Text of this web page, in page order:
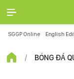
SGGP Online English
BÓNG ĐÁ